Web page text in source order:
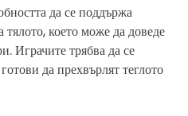
да се поддържа
което може да доведе
Играчите трябва да се
да прехвърлят теглото